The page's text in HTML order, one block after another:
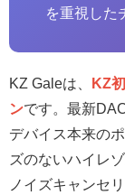
を重視した
KZ Galeは、
KZ
ンです。最新
デバイス本来の
ズのないハイレ
ノイズキャンセ